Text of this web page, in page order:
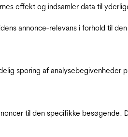
effekt og indsamler data til
annonce-relevans i forhold til
sporing af analysebegivenheder
til den specifikke besøgende.